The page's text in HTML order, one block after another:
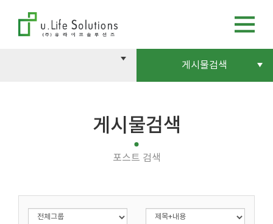
게시물검색
게시물검색
포스트 검색